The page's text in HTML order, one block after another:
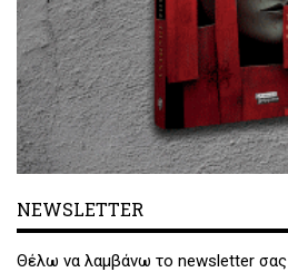
NEWSLETTER
Θέλω να λαμβάνω το newsletter σας